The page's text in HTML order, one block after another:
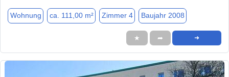
Wohnung ca. 111,00 m² Zimmer 4 Baujahr 2008
★ ➦ ➜